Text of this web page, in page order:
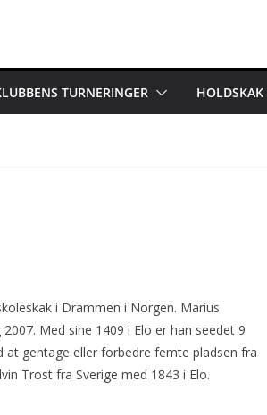
TURNERINGER HOLDSKAK
i Drammen i Norgen. Marius
Med sine 1409 i Elo er han seedet 9
gentage eller forbedre femte pladsen fra
Trost fra Sverige med 1843 i Elo.